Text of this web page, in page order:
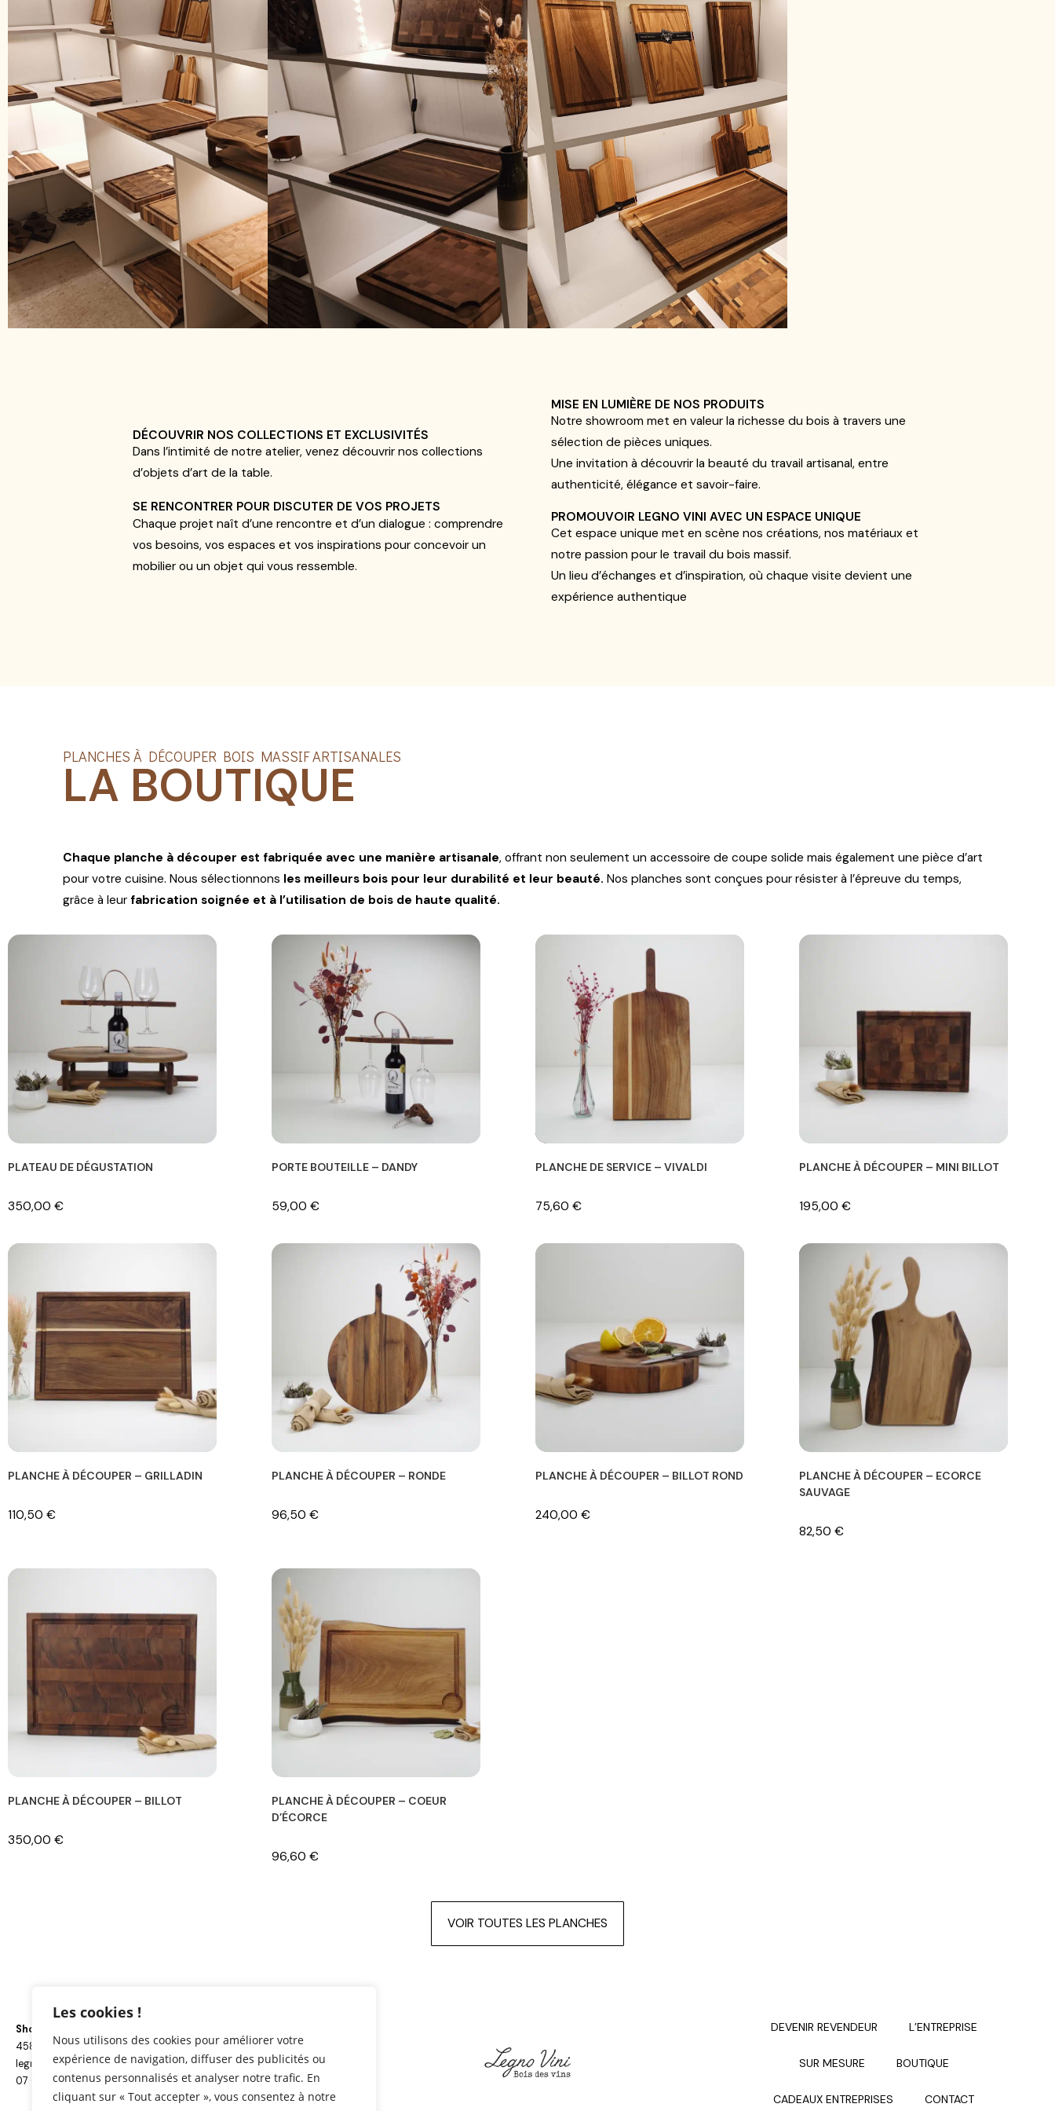
Les cookies !
Nous utilisons des cookies pour améliorer votre
expérience de navigation, diffuser des publicités ou
contenus personnalisés et analyser notre trafic. En
cliquant sur « Tout accepter », vous consentez à notre
DÉCOUVRIR NOS COLLECTIONS ET EXCLUSIVITÉS
Dans l’intimité de notre atelier, venez découvrir nos collections
d’objets d’art de la table.
SE RENCONTRER POUR DISCUTER DE VOS PROJETS
Chaque projet naît d’une rencontre et d’un dialogue : comprendre
vos besoins, vos espaces et vos inspirations pour concevoir un
mobilier ou un objet qui vous ressemble.
MISE EN LUMIÈRE DE NOS PRODUITS
Notre showroom met en valeur la richesse du bois à travers une
sélection de pièces uniques.
Une invitation à découvrir la beauté du travail artisanal, entre
authenticité, élégance et savoir-faire.
PROMOUVOIR LEGNO VINI AVEC UN ESPACE UNIQUE
Cet espace unique met en scène nos créations, nos matériaux et
notre passion pour le travail du bois massif.
Un lieu d’échanges et d’inspiration, où chaque visite devient une
expérience authentique
PLANCHES À DÉCOUPER BOIS MASSIF ARTISANALES
LA BOUTIQUE
Chaque planche à découper est fabriquée avec une manière artisanale, offrant non seulement un accessoire de coupe solide mais également une pièce d’art
pour votre cuisine. Nous sélectionnons les meilleurs bois pour leur durabilité et leur beauté. Nos planches sont conçues pour résister à l’épreuve du temps,
grâce à leur fabrication soignée et à l’utilisation de bois de haute qualité.
PLATEAU DE DÉGUSTATION
350,00 €
PORTE BOUTEILLE – DANDY
59,00 €
PLANCHE DE SERVICE – VIVALDI
75,60 €
PLANCHE À DÉCOUPER – MINI BILLOT
195,00 €
PLANCHE À DÉCOUPER – GRILLADIN
110,50 €
PLANCHE À DÉCOUPER – RONDE
96,50 €
PLANCHE À DÉCOUPER – BILLOT ROND
240,00 €
PLANCHE À DÉCOUPER – ECORCE
SAUVAGE
82,50 €
PLANCHE À DÉCOUPER – BILLOT
350,00 €
PLANCHE À DÉCOUPER – COEUR
D’ÉCORCE
96,60 €
VOIR TOUTES LES PLANCHES
Showroom ouvert : du Lundi au Vendredi de 9h à 17h
4581 Côte de Mirabel – 82130 L’Honor-de-Cos
legnovini@gmail.com
07 66 55 67 72
DEVENIR REVENDEUR L’ENTREPRISE
SUR MESURE BOUTIQUE
CADEAUX ENTREPRISES CONTACT